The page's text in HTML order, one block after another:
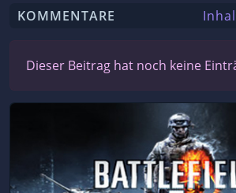
KOMMENTARE
Dieser Beitrag hat noch keine